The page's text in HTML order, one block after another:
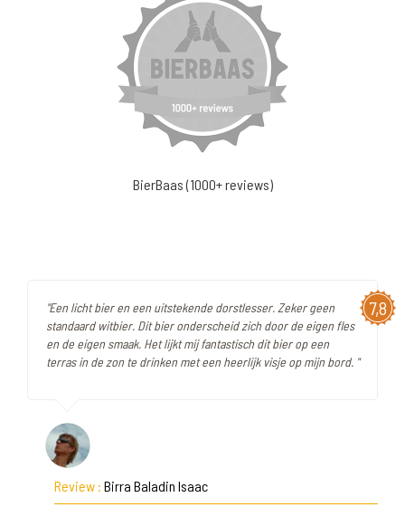
BierBaas (1000+ reviews)
7,8
"Een licht bier en een uitstekende dorstlesser. Zeker geen
standaard witbier. Dit bier onderscheid zich door de eigen fles
en de eigen smaak. Het lijkt mij fantastisch dit bier op een
terras in de zon te drinken met een heerlijk visje op mijn bord. "
Review : Birra Baladin Isaac